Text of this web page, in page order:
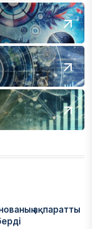
ақпаратты